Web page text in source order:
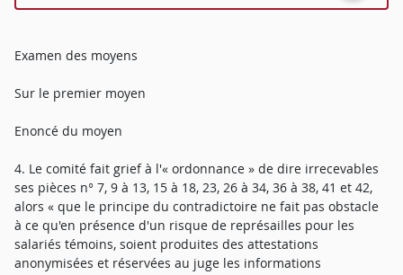
Examen des moyens
Sur le premier moyen
Enoncé du moyen
4. Le comité fait grief à l'« ordonnance » de dire irrecevables
ses pièces n° 7, 9 à 13, 15 à 18, 23, 26 à 34, 36 à 38, 41 et 42,
alors « que le principe du contradictoire ne fait pas obstacle
à ce qu'en présence d'un risque de représailles pour les
salariés témoins, soient produites des attestations
anonymisées et réservées au juge les informations